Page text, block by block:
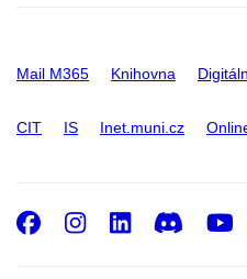
Mail M365 Knihovna
CIT IS Inet.muni.cz
Facebook
Instagram